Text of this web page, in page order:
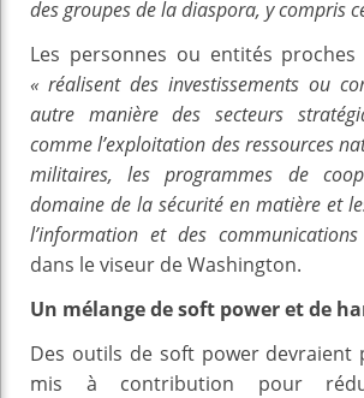
des groupes de la diaspora, y compris
Les personnes ou entités
« réalisent des investissements ou
autre manière des secteurs
comme l’exploitation des ressources
militaires, les programmes de
domaine de la sécurité en matière et
l’information et des
dans le viseur de Washington.
Un mélange de soft power et de
Des outils de soft power devraient
mis à contribution pour